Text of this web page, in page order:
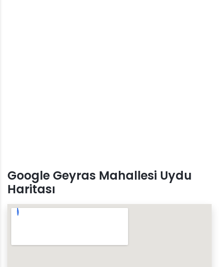
Google Geyras Mahallesi Uydu
Haritası